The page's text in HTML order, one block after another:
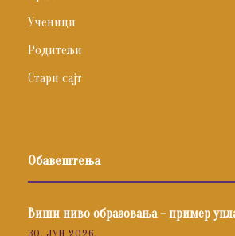
Ученици
Родитељи
Стари сајт
Обавештења
Виши ниво образовања – пример
30. ЈУН 2026.